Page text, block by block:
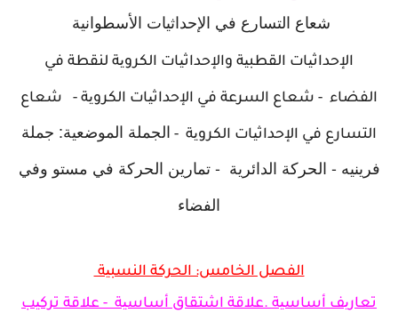
شعاع التسارع في الإحداثیات الأسطوانیة
الإحداثیات القطبیة والإحداثیات الكرویة لنقطة في
الفضاء - شعاع السرعة في الإحداثیات الكرویة - شعاع
التسارع في الإحداثیات الكرویة - الجملة الموضعیة: جملة
فرینیه - الحركة الدائریة -تمارین الحركة في مستو وفي
الفضاء
الفصل الخامس: الحركة النسبیة
تعاریف أساسیة .علاقة اشتقاق أساسیة - علاقة تركیب